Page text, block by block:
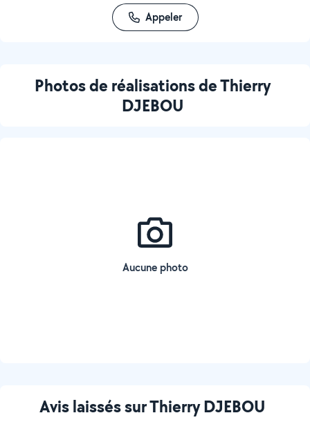
Appeler
Photos de réalisations de Thierry
DJEBOU
Aucune photo
Avis laissés sur Thierry DJEBOU